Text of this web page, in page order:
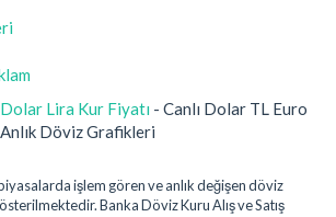
Dolar Lira Kur Fiyatı - Canlı Dolar TL Euro
Döviz Grafikleri
işlem gören ve anlık değişen döviz
Banka Döviz Kuru Alış ve Satış